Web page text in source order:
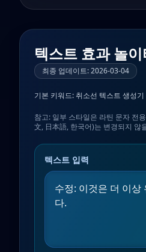
텍스트 효과 놀이
최종 업데이트:2026-03-04
기본 키워드:취소선 텍스트 생성기
참고: 일부 스타일은 라틴 문자 전
文, 日本語, 한국어)는 변경되지 않
텍스트 입력